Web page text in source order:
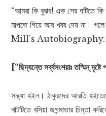
“আমরা কি বুঝব! এক সের ঘটিতে
মাপতে গিয়ে আর খবর দেয় না।
Mill’s
[“ছিদ্যন্তে সর্ব্বসংশয়াঃ তস্মিন্ দৃষ্টে
সন্ধ্যা হইল। ঠাকুরদের আরতি
খাটটিতে বসিয়া জগন্মাতার চিন্তা